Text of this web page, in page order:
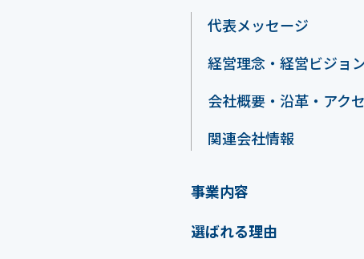
代表メッセージ
経営理念・経営ビジョ
会社概要・沿革・アク
関連会社情報
事業内容
選ばれる理由